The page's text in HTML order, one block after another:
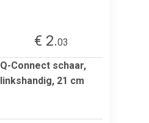
€ 2.03
Q-Connect schaar,
linkshandig, 21 cm